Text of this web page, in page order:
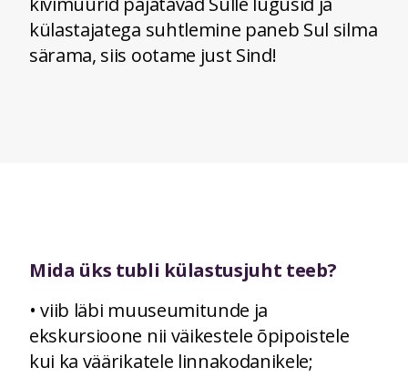
külastajatega suhtlemine paneb Sul silma
särama, siis ootame just Sind!
Mida üks tubli külastusjuht teeb?
• viib läbi muuseumitunde ja
ekskursioone nii väikestele õpipoistele
kui ka väärikatele linnakodanikele;